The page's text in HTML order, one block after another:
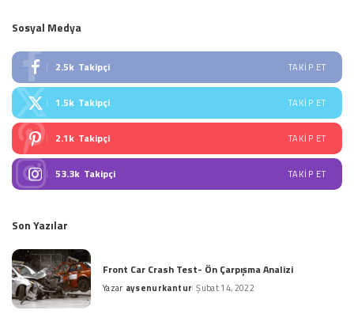
Sosyal Medya
2.5k Takipçi TAKIP ET
1.5k Takipçi TAKIP ET
2.1k Takipçi TAKIP ET
53.3k Takipçi TAKIP ET
Son Yazılar
Front Car Crash Test- Ön Çarpışma Analizi
Posted
Yazar aysenurkantur Şubat 14, 2022